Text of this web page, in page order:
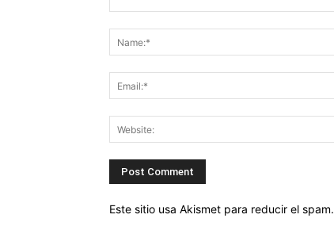
Este sitio usa Akismet para reducir el spam.